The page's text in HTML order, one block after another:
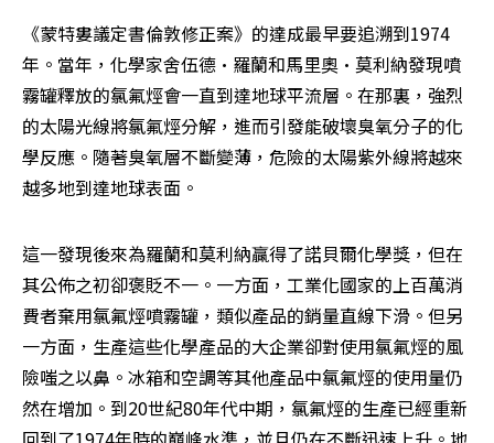
《蒙特婁議定書倫敦修正案》的達成最早要追溯到1974
年。當年，化學家舍伍德·羅蘭和馬里奧·莫利納發現噴
霧罐釋放的氯氟烴會一直到達地球平流層。在那裏，強烈
的太陽光線將氯氟烴分解，進而引發能破壞臭氧分子的化
學反應。隨著臭氧層不斷變薄，危險的太陽紫外線將越來
越多地到達地球表面。
這一發現後來為羅蘭和莫利納贏得了諾貝爾化學獎，但在
其公佈之初卻褒貶不一。一方面，工業化國家的上百萬消
費者棄用氯氟烴噴霧罐，類似產品的銷量直線下滑。但另
一方面，生產這些化學產品的大企業卻對使用氯氟烴的風
險嗤之以鼻。冰箱和空調等其他產品中氯氟烴的使用量仍
然在增加。到20世紀80年代中期，氯氟烴的生產已經重新